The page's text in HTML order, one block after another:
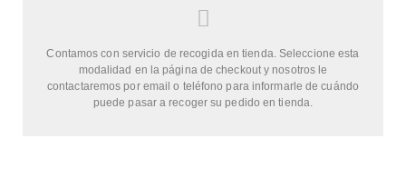
Contamos con servicio de recogida en tienda. Seleccione esta
modalidad en la página de checkout y nosotros le
contactaremos por email o teléfono para informarle de cuándo
puede pasar a recoger su pedido en tienda.